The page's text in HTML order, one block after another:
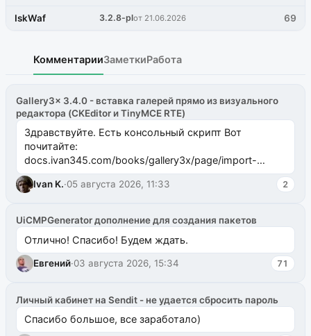
IskWaf 3.2.8-plот 21.06.2026 69
КомментарииЗаметкиРабота
Gallery3x 3.4.0 - вставка галерей прямо из визуального
редактора (CKEditor и TinyMCE RTE)
Здравствуйте. Есть консольный скрипт Вот
почитайте:
docs.ivan345.com/books/gallery3x/page/import-
ms2galleryphp
Ivan K.·05 августа 2026, 11:33 2
UiCMPGenerator дополнение для создания пакетов
Отлично! Спасибо! Будем ждать.
Евгений·03 августа 2026, 15:34 71
Личный кабинет на Sendit - не удается сбросить пароль
Спасибо большое, все заработало)